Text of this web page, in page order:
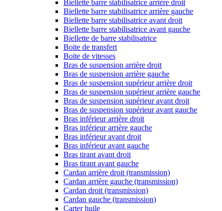
Biellette barre stabilisatrice arrière droit
Biellette barre stabilisatrice arrière gauche
Biellette barre stabilisatrice avant droit
Biellette barre stabilisatrice avant gauche
Biellette de barre stabilisatrice
Boite de transfert
Boite de vitesses
Bras de suspension arrière droit
Bras de suspension arrière gauche
Bras de suspension supérieur arrière droit
Bras de suspension supérieur arrière gauche
Bras de suspension supérieur avant droit
Bras de suspension supérieur avant gauche
Bras inférieur arrière droit
Bras inférieur arrière gauche
Bras inférieur avant droit
Bras inférieur avant gauche
Bras tirant avant droit
Bras tirant avant gauche
Cardan arrière droit (transmission)
Cardan arrière gauche (transmission)
Cardan droit (transmission)
Cardan gauche (transmission)
Carter huile